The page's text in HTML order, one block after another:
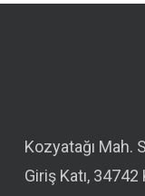
Kozyatağı Mah.
Giriş Katı,